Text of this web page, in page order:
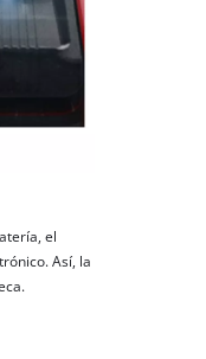
el
Así, la